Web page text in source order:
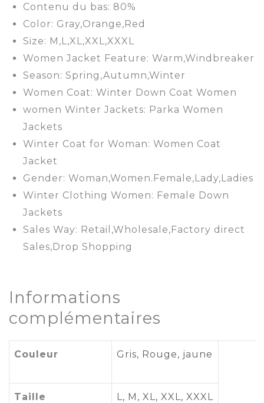
Contenu du bas: 80%
Color: Gray,Orange,Red
Size: M,L,XL,XXL,XXXL
Women Jacket Feature: Warm,Windbreaker
Season: Spring,Autumn,Winter
Women Coat: Winter Down Coat Women
women Winter Jackets: Parka Women
Jackets
Winter Coat for Woman: Women Coat
Jacket
Gender: Woman,Women.Female,Lady,Ladies
Winter Clothing Women: Female Down
Jackets
Sales Way: Retail,Wholesale,Factory direct
Sales,Drop Shopping
Informations
complémentaires
Couleur Gris, Rouge, jaune
Taille L, M , XL, XXL, XXXL